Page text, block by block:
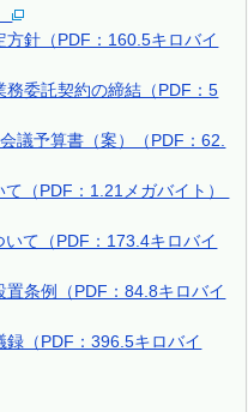
針（PDF：160.5キロバイ
委託契約の締結（PDF：5
議予算書（案）（PDF：62.
（PDF：1.21メガバイト）
て（PDF：173.4キロバイ
条例（PDF：84.8キロバイ
（PDF：396.5キロバイ